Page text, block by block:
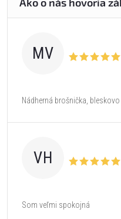
MV
Nádherná brošnička,
VH
Som veľmi spokojná